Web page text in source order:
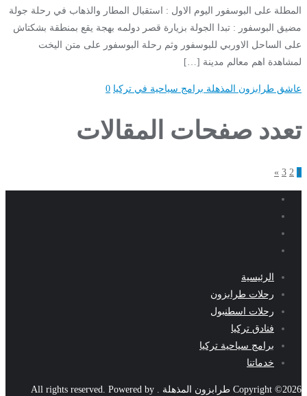
المطلة على البوسفور اليوم الاول : استقبال المطار والذهاب في رحلة جولة
مضيق البوسفور : تبدا الجولة بزيارة قصر دولمه بهجة يقع بمنطقة بشكتاش
على الساحل الاوربي للبوسفور وثم رحلة البوسفور على متن اليخت
لمشاهدة اهم معالم مدينة […]
عاشق طرابزون المذهلة برامج سياحية في تركيا 0
تعدد صفحات المقالات
1
2
3
»
الرئيسية
رحلات طرابزون
رحلات اسطنبول
فنادق تركيا
برامج سياحية تركيا
خدماتنا
Copyright ©2026 طرابزون المذهلة . All rights reserved. Powered by